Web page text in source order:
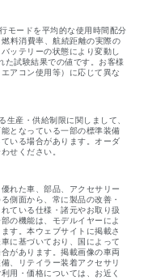
モードを平均的な使用時間配分
料消費率、航続距離の実際の
ッテリーの状態により変動し
た試験結果での値です。お客様
アコン使用等）に応じて異な
生産・供給制限に関しまして、
となっている一部の標準装備
いる場合があります。オーダ
せください。
れた車、部品、アクセサリー
側面から、常に製品の改善・
ている仕様・諸元やお取り扱
の機能は、モデルイヤーによ
す。本ウェブサイトに掲載さ
に基づいており、国によって
があります。掲載画像の車両
、リテイラー装着アクセサリ
用・価格については、お近く